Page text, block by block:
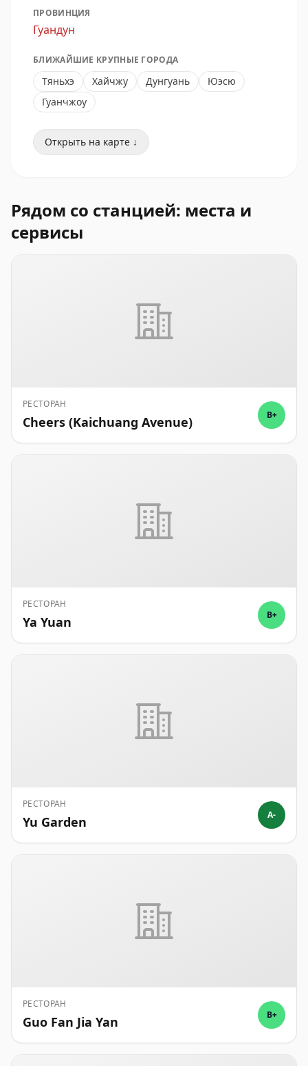
ПРОВИНЦИЯ
Гуандун
БЛИЖАЙШИЕ КРУПНЫЕ ГОРОДА
Тяньхэ Хайчжу Дунгуань
Юэсю
Гуанчжоу
Открыть на карте ↓
Рядом со станцией: места и
сервисы
РЕСТОРАН
Cheers (Kaichuang Avenue) B+
РЕСТОРАН
Ya Yuan B+
РЕСТОРАН
Yu Garden A-
РЕСТОРАН
Guo Fan Jia Yan B+